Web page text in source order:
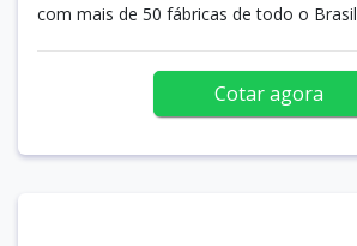
com mais de 50 fábricas de todo o Brasil
Cotar agora